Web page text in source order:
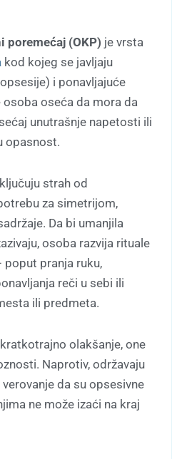
poremećaj (OKP) je vrsta
kod kojeg se javljaju
i ponavljajuće
oseća da mora da
unutrašnje napetosti ili
opasnost.
strah od
za simetrijom,
Da bi umanjila
osoba razvija rituale
poput pranja ruku,
reči u sebi ili
ili predmeta.
olakšanje, one
Naprotiv, održavaju
da su opsesivne
ne može izaći na kraj